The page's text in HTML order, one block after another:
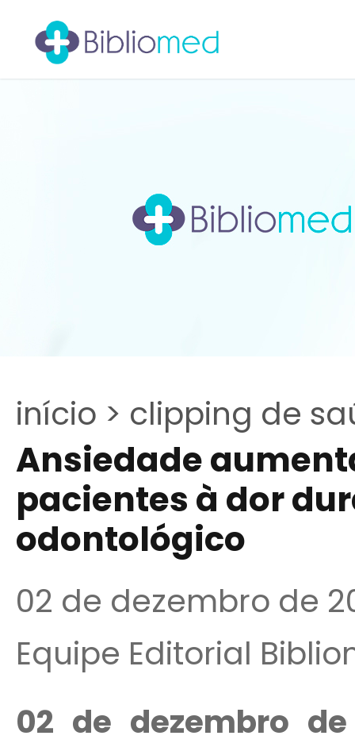
início > clipping de
Ansiedade
pacientes à dor
odontológico
02 de dezembro de
Equipe Editorial
02 de dezembro